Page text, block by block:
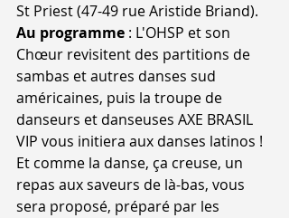
St Priest (47-49 rue Aristide Briand).
Au programme : L'OHSP et son
Chœur revisitent des partitions de
sambas et autres danses sud
américaines, puis la troupe de
danseurs et danseuses AXE BRASIL
VIP vous initiera aux danses latinos !
Et comme la danse, ça creuse, un
repas aux saveurs de là-bas, vous
sera proposé, préparé par les